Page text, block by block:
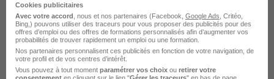
Emplois & formations
Emploi Chef de secteur commercial
Emploi Commerce
Cookies publicitaires
Avec votre accord , nous et nos partenaires (Facebook, Google Ads , Critéo,
Bing,) pouvons utiliser des traceurs pour vous proposer des publicités pour des
offres d’emploi ou des offres de formations personnalisés afin d’augmenter vos
probabilités de trouver rapidement un emploi ou une formation.
Nos partenaires personnalisent ces publicités en fonction de votre navigation, de
votre profil et de vos centres d’intérêt.
Vous pouvez à tout moment paramétrer vos choix ou retirer votre
consentement en cliquant sur le lien "Gérer les traceurs" en bas de page.